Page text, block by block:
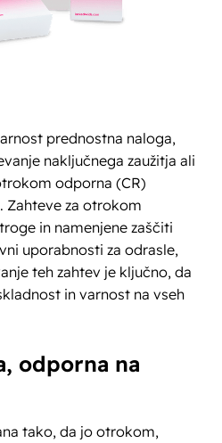
prednostna naloga,
naključnega zaužitja ali
odporna (CR)
Zahteve za otrokom
in namenjene zaščiti
uporabnosti za odrasle,
teh zahtev je ključno, da
in varnost na vseh
odporna na
tako, da jo otrokom,